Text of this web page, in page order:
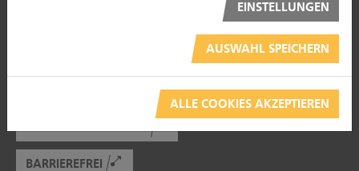
BARRIEREFREI
EINSTELLUNGEN
AUSWAHL SPEICHERN
ALLE COOKIES AKZEPTIEREN